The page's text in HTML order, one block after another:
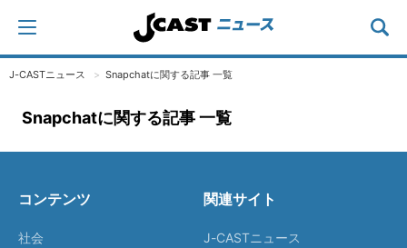
J-CASTニュース Snapchatに関する記事 一覧
Snapchatに関する記事 一覧
コンテンツ
社会
関連サイト
J-CASTニュース